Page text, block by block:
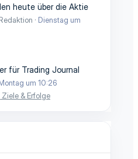
heute über die Aktie
Dienstag um
für Trading Journal
um 10:26
& Erfolge